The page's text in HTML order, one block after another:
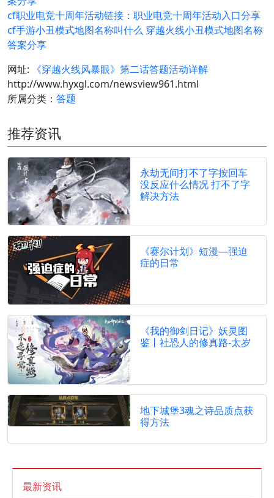
cf职业电竞十周年活动链接：职业电竞十周年活动入口分享
cf手游小丑模式地图名称叫什么 穿越火线小丑模式地图名称
答案分享
网址:
《穿越火线风暴眼》第二话答题活动详解
http://www.hyxgl.com/newsview961.html
所属分类： 答题
推荐资讯
永劫无间打不了字按回车
没反应什么情况 打不了字
解决方法
《赛尔计划》短漫—强迫
症的日常
《我的御剑日记》妖灵图
鉴丨社恐人的修真路-太岁
地下城堡3魂之诗品质点获
得方法
最新资讯